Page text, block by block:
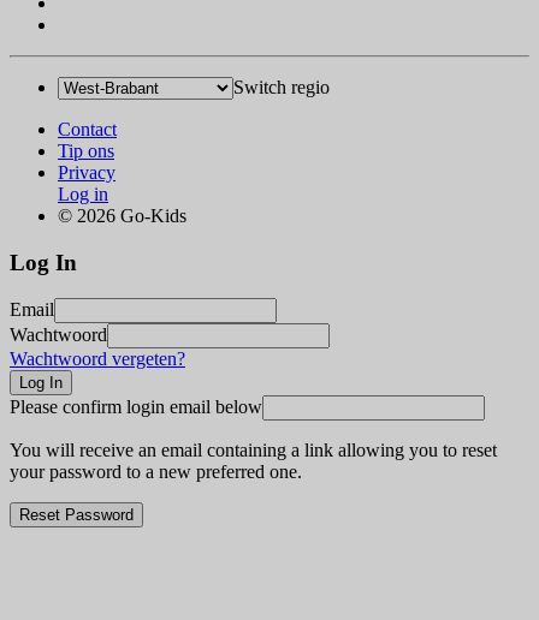
Switch regio
Contact
Tip ons
Privacy
Log in
© 2026 Go-Kids
Log In
Email
Wachtwoord
Wachtwoord vergeten?
Please confirm login email below
You will receive an email containing a link allowing you to reset
your password to a new preferred one.